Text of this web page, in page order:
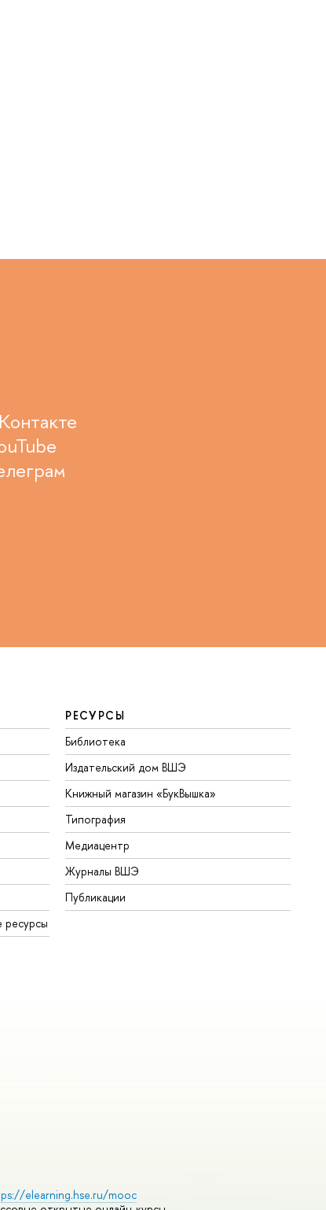
ресурсы
РЕСУРСЫ
Библиотека
Издательский дом ВШЭ
Книжный магазин «БукВышка»
Типография
Медиацентр
Журналы ВШЭ
Публикации
elearning.hse.ru/mooc